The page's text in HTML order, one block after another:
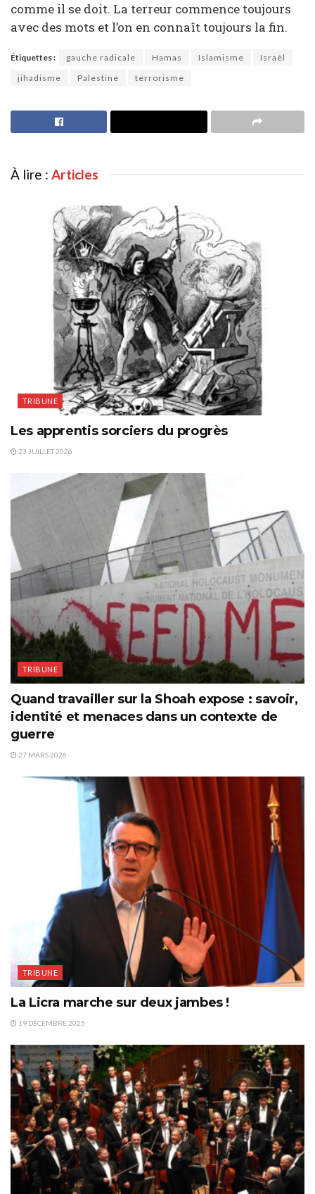
comme il se doit. La terreur commence toujours
avec des mots et l’on en connaît toujours la fin.
Étiquettes : gauche radicale Hamas Islamisme
Israël
jihadisme
Palestine terrorisme
À lire : Articles
TRIBUNE
Les apprentis sorciers du progrès
23 JUILLET 2026
TRIBUNE
Quand travailler sur la Shoah expose : savoir,
identité et menaces dans un contexte de
guerre
27 MARS 2026
TRIBUNE
La Licra marche sur deux jambes !
19 DÉCEMBRE 2025